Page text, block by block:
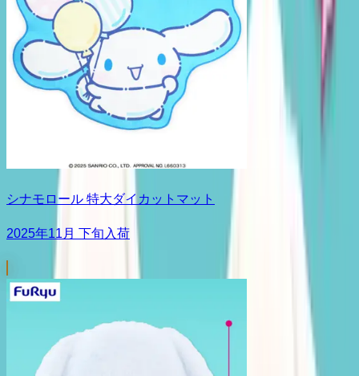
シナモロール 特大ダイカットマット
2025年11月 下旬入荷